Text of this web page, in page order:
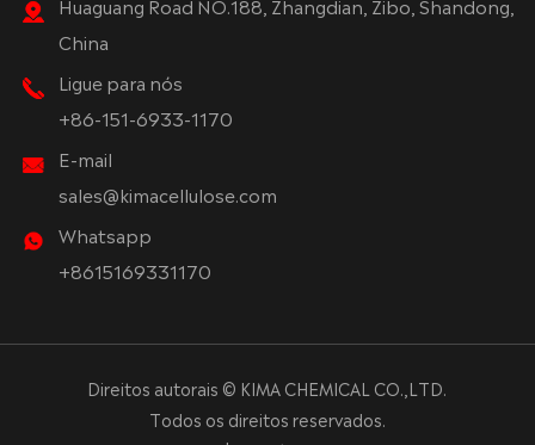
Huaguang Road NO.188, Zhangdian, Zibo, Shandong,
China
Ligue para nós
+86-151-6933-1170
E-mail
sales@kimacellulose.com
Whatsapp
+8615169331170
Direitos autorais © KIMA CHEMICAL CO.,LTD.
Todos os direitos reservados.